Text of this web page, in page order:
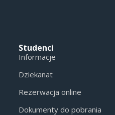
Studenci
Informacje
Dziekanat
Rezerwacja online
Dokumenty do pobrania